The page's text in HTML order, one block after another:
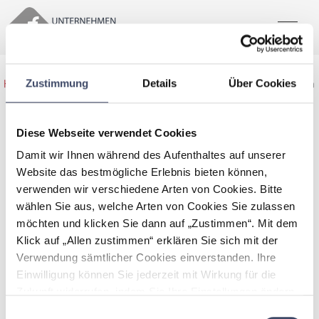
Zustimmung Details Über Cookies
Diese Webseite verwendet Cookies
Damit wir Ihnen während des Aufenthaltes auf unserer
Website das bestmögliche Erlebnis bieten können,
verwenden wir verschiedene Arten von Cookies. Bitte
wählen Sie aus, welche Arten von Cookies Sie zulassen
möchten und klicken Sie dann auf „Zustimmen“. Mit dem
Klick auf „Allen zustimmen“ erklären Sie sich mit der
Verwendung sämtlicher Cookies einverstanden. Ihre
Einwilligung können Sie jederzeit mit Wirkung für die
Home > Best Practices Übersicht > Väter für Elternkarenz begeistern
Väter für Elternkarenz begeistern
TRAUNER Verlag + Buchservice GmbH
Das Ziel ist es jungen Männern ein Bewusstsein zu
schaffen, dass auch sie in Elternkarenz gehen können.